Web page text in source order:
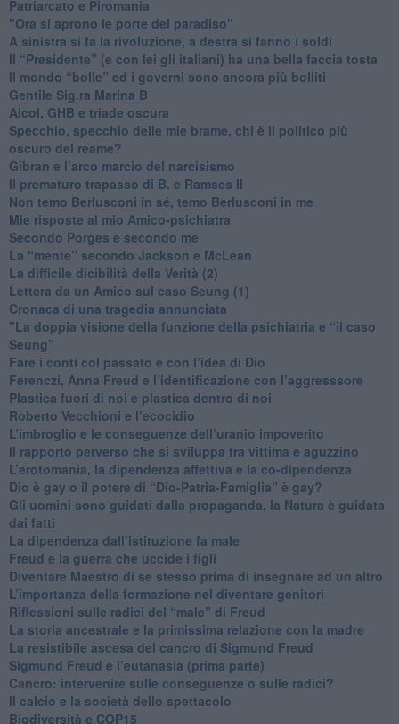
​Patriarcato e Piromania
"Ora si aprono le porte del paradiso"
​A sinistra si fa la rivoluzione, a destra si fanno i soldi
​Il “Presidente” (e con lei gli italiani) ha una bella faccia tosta
​Il mondo “bolle” ed i governi sono ancora più bolliti
​Gentile Sig.ra Marina B
​Alcol, GHB e triade oscura
​Specchio, specchio delle mie brame, chi è il politico più
oscuro del reame?
​Gibran e l’arco marcio del narcisismo
​Il prematuro trapasso di B. e Ramses II
​Non temo Berlusconi in sé, temo Berlusconi in me
​Mie risposte al mio Amico-psichiatra
​Secondo Porges e secondo me
​La “mente” secondo Jackson e McLean
La difficile dicibilità della Verità (2)
​Lettera da un Amico sul caso Seung (1)
​Cronaca di una tragedia annunciata
"​La doppia visione della funzione della psichiatria e “il caso
Seung”
​Fare i conti col passato e con l’idea di Dio
​Ferenczi, Anna Freud e l’identificazione con l’aggresssore
Plastica fuori di noi e plastica dentro di noi
​Roberto Vecchioni e l’ecocidio
​L’imbroglio e le conseguenze dell’uranio impoverito
​Il rapporto perverso che si sviluppa tra vittima e aguzzino
L’erotomania, la dipendenza affettiva e la co-dipendenza
​Dio è gay o il potere di “Dio-Patria-Famiglia” è gay?
​Gli uomini sono guidati dalla propaganda, la Natura è guidata
dai fatti
La dipendenza dall’istituzione fa male
​Freud e la guerra che uccide i figli
​Diventare Maestro di se stesso prima di insegnare ad un altro
L’importanza della formazione nel diventare genitori
Riflessioni sulle radici del “male” di Freud
​La storia ancestrale e la primissima relazione con la madre
​La resistibile ascesa del cancro di Sigmund Freud
Sigmund Freud e l’eutanasia (prima parte)
Cancro: intervenire sulle conseguenze o sulle radici?
​Il calcio e la società dello spettacolo
Biodiversità e COP15